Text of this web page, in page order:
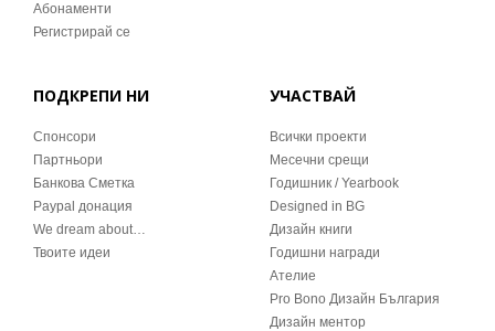
Абонаменти
Регистрирай се
ПОДКРЕПИ НИ
Спонсори
Партньори
Банкова Сметка
Paypal донация
We dream about…
Твоите идеи
УЧАСТВАЙ
Всички проекти
Месечни срещи
Годишник / Yearbook
Designed in BG
Дизайн книги
Годишни награди
Ателие
Pro Bono Дизайн България
Дизайн ментор